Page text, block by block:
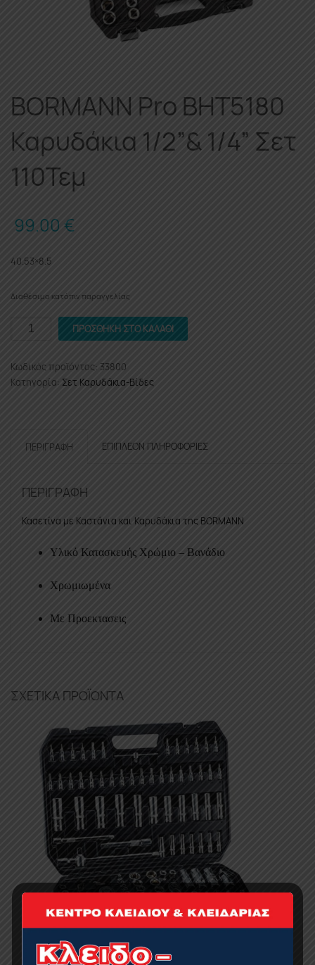
BORMANN Pro BHT5180
Καρυδάκια 1/2”& 1/4” Σετ
110Τεμ
99.00 €
40.53×8.5
Διαθέσιμο κατόπιν παραγγελίας
BORMANN
Καρυδάκια
1/2''&
ποσότητα
ΠΡΟΣΘΉΚΗ ΣΤΟ ΚΑΛΆΘΙ
Κωδικός προϊόντος: 33800
Κατηγορία: Σετ Καρυδάκια-Βίδες
ΠΕΡΙΓΡΑΦΉ ΕΠΙΠΛΈΟΝ ΠΛΗΡΟΦΟΡΊΕΣ
ΠΕΡΙΓΡΑΦΉ
Κασετίνα με Καστάνια και Καρυδάκια της BORMANN
Υλικό Κατασκευής Χρώμιο – Βανάδιο
Χρωμιωμένα
Με Προεκτασεις
ΣΧΕΤΙΚΆ ΠΡΟΪΌΝΤΑ